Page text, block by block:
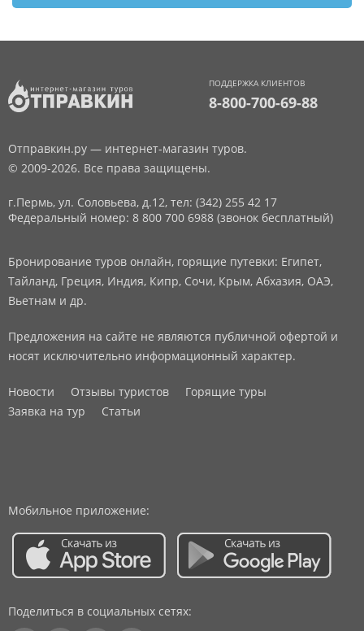
ПОДДЕРЖКА КЛИЕНТОВ
8-800-700-69-88
Отправкин.ру — интернет-магазин туров.
© 2009-2026. Все права защищены.
г.Пермь, ул. Соловьева, д.12, тел: (342) 255 42 17
Федеральный номер: 8 800 700 6988 (звонок бесплатный)
Бронирование туров онлайн, горящие путевки: Египет,
Тайланд, Греция, Индия, Кипр, Сочи, Крым, Абхазия, ОАЭ,
Вьетнам и др.
Предложения на сайте не являются публичной офертой и
носят исключительно информационный характер.
Новости Отзывы туристов
Горящие туры
Заявка на тур
Статьи
Мобильное приложение:
Поделиться в социальных сетях: